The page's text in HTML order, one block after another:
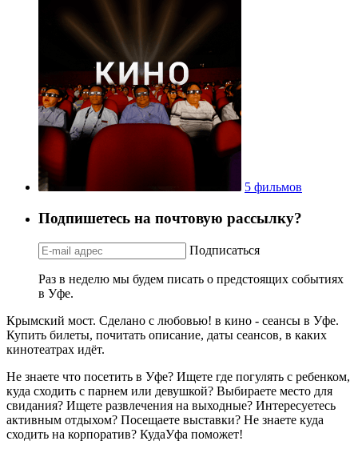
5 фильмов
Подпишетесь на почтовую рассылку?
Подписаться
Раз в неделю мы будем писать о предстоящих событиях
в Уфе.
Крымский мост. Сделано с любовью! в кино - сеансы в Уфе.
Купить билеты, почитать описание, даты сеансов, в каких
кинотеатрах идёт.
Не знаете что посетить в Уфе? Ищете где погулять с ребенком,
куда сходить с парнем или девушкой? Выбираете место для
свидания? Ищете развлечения на выходные? Интересуетесь
активным отдыхом? Посещаете выставки? Не знаете куда
сходить на корпоратив? КудаУфа поможет!